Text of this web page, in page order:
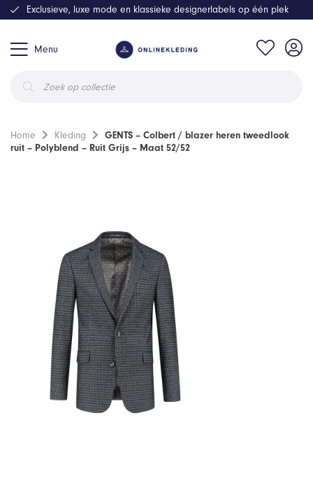
Menu
zoeken
Exclusieve, luxe mode en klassieke designerlabels op één plek
Home Kleding
GENTS – Colbert / blazer heren tweedlook
ruit – Polyblend – Ruit Grijs – Maat 52/52